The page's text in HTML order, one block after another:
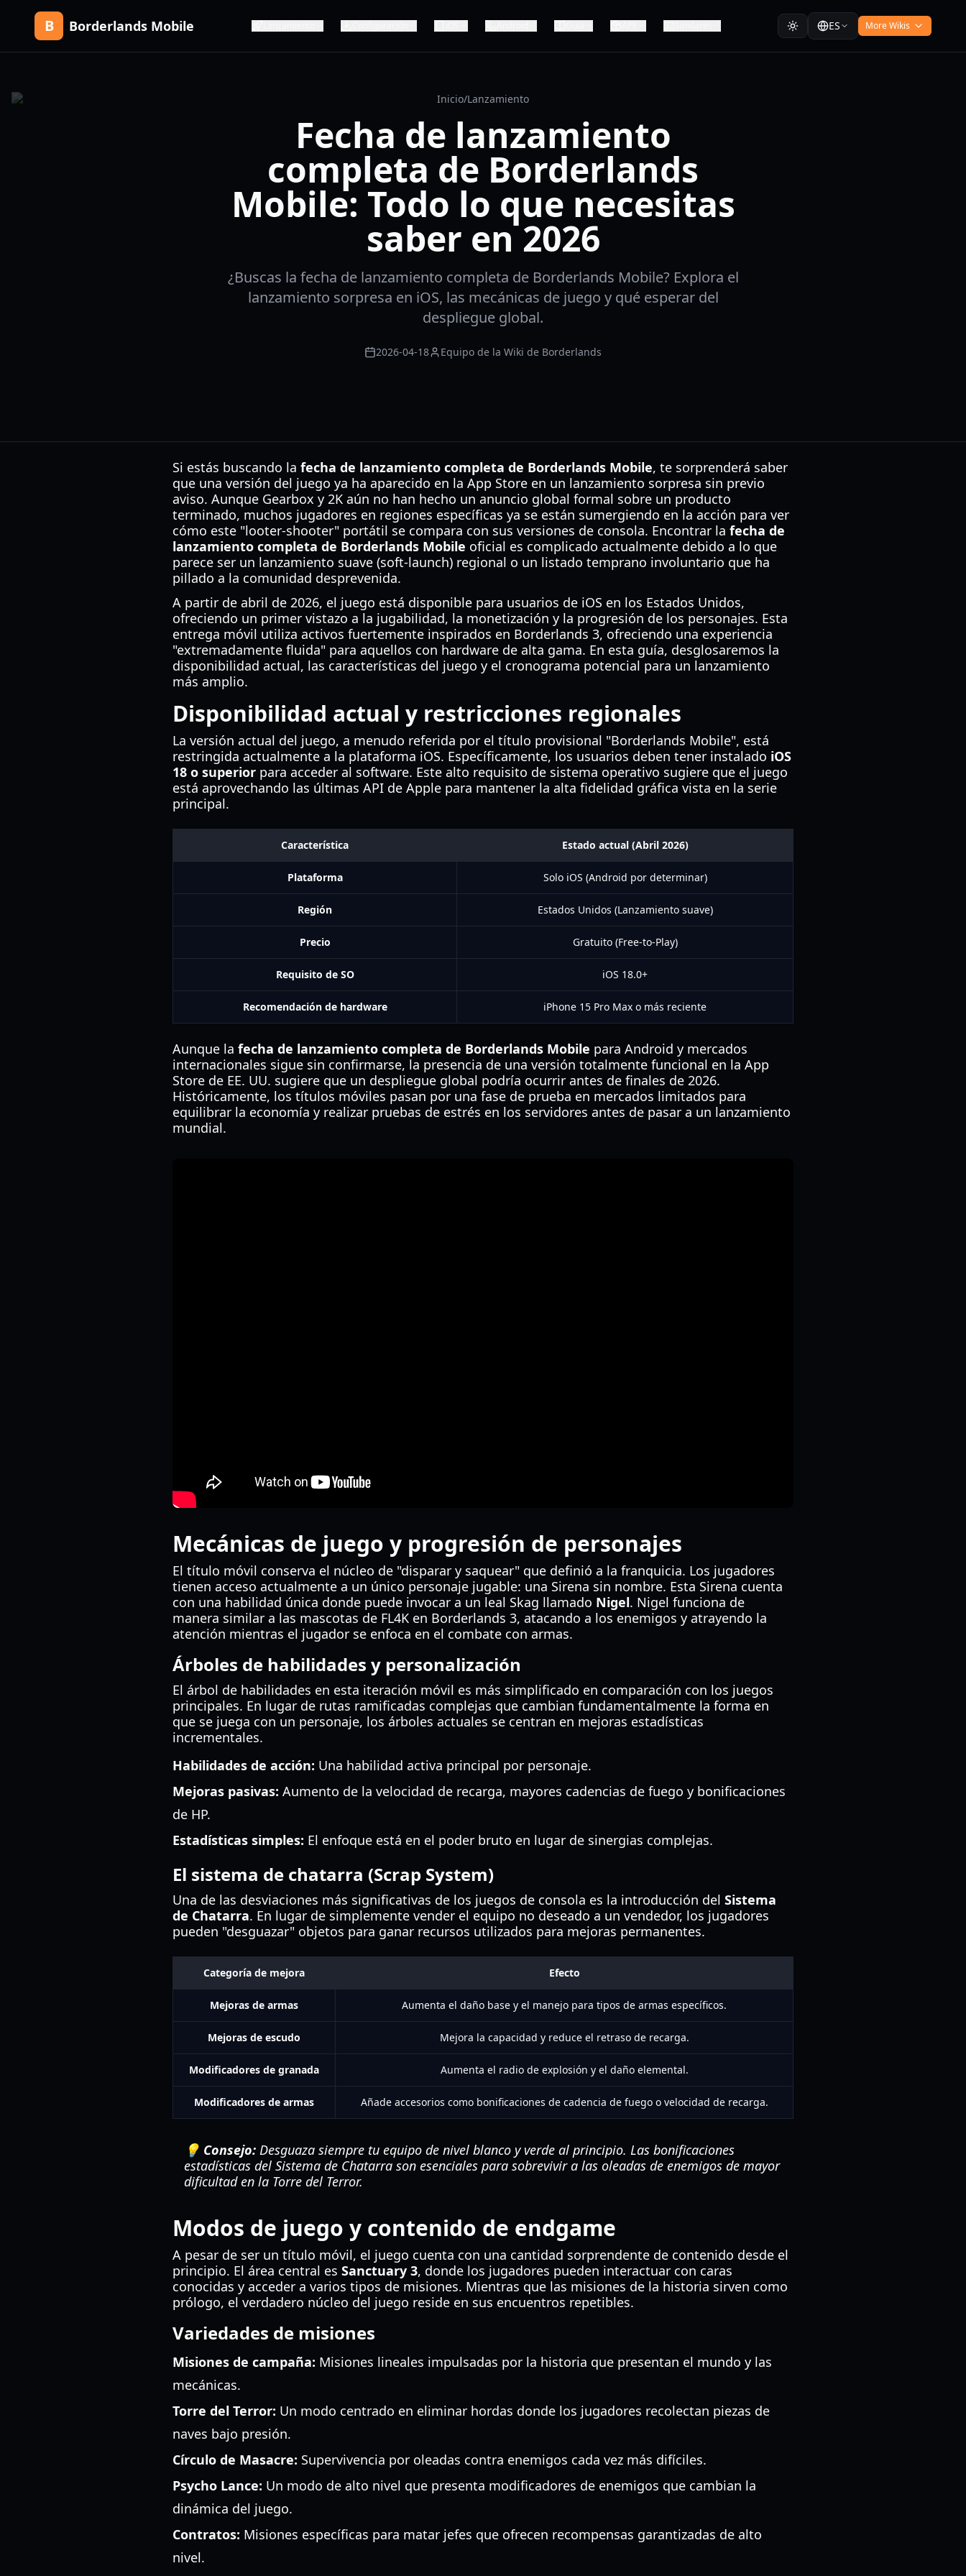
B Borderlands Mobile ES More Wikis
Inicio/Lanzamiento
Fecha de lanzamiento
completa de Borderlands
Mobile: Todo lo que necesitas
saber en 2026
¿Buscas la fecha de lanzamiento completa de Borderlands Mobile? Explora el
lanzamiento sorpresa en iOS, las mecánicas de juego y qué esperar del
despliegue global.
2026-04-18 Equipo de la Wiki de Borderlands
Si estás buscando la fecha de lanzamiento completa de Borderlands Mobile, te sorprenderá saber
que una versión del juego ya ha aparecido en la App Store en un lanzamiento sorpresa sin previo
aviso. Aunque Gearbox y 2K aún no han hecho un anuncio global formal sobre un producto
terminado, muchos jugadores en regiones específicas ya se están sumergiendo en la acción para ver
cómo este "looter-shooter" portátil se compara con sus versiones de consola. Encontrar la fecha de
lanzamiento completa de Borderlands Mobile oficial es complicado actualmente debido a lo que
parece ser un lanzamiento suave (soft-launch) regional o un listado temprano involuntario que ha
pillado a la comunidad desprevenida.
A partir de abril de 2026, el juego está disponible para usuarios de iOS en los Estados Unidos,
ofreciendo un primer vistazo a la jugabilidad, la monetización y la progresión de los personajes. Esta
entrega móvil utiliza activos fuertemente inspirados en Borderlands 3, ofreciendo una experiencia
"extremadamente fluida" para aquellos con hardware de alta gama. En esta guía, desglosaremos la
disponibilidad actual, las características del juego y el cronograma potencial para un lanzamiento
más amplio.
Disponibilidad actual y restricciones regionales
La versión actual del juego, a menudo referida por el título provisional "Borderlands Mobile", está
restringida actualmente a la plataforma iOS. Específicamente, los usuarios deben tener instalado iOS
18 o superior para acceder al software. Este alto requisito de sistema operativo sugiere que el juego
está aprovechando las últimas API de Apple para mantener la alta fidelidad gráfica vista en la serie
principal.
Característica Estado actual (Abril 2026)
Plataforma Solo iOS (Android por determinar)
Región Estados Unidos (Lanzamiento suave)
Precio Gratuito (Free-to-Play)
Requisito de SO iOS 18.0+
Recomendación de hardware iPhone 15 Pro Max o más reciente
Aunque la fecha de lanzamiento completa de Borderlands Mobile para Android y mercados
internacionales sigue sin confirmarse, la presencia de una versión totalmente funcional en la App
Store de EE. UU. sugiere que un despliegue global podría ocurrir antes de finales de 2026.
Históricamente, los títulos móviles pasan por una fase de prueba en mercados limitados para
equilibrar la economía y realizar pruebas de estrés en los servidores antes de pasar a un lanzamiento
mundial.
Mecánicas de juego y progresión de personajes
El título móvil conserva el núcleo de "disparar y saquear" que definió a la franquicia. Los jugadores
tienen acceso actualmente a un único personaje jugable: una Sirena sin nombre. Esta Sirena cuenta
con una habilidad única donde puede invocar a un leal Skag llamado Nigel. Nigel funciona de
manera similar a las mascotas de FL4K en Borderlands 3, atacando a los enemigos y atrayendo la
atención mientras el jugador se enfoca en el combate con armas.
Árboles de habilidades y personalización
El árbol de habilidades en esta iteración móvil es más simplificado en comparación con los juegos
principales. En lugar de rutas ramificadas complejas que cambian fundamentalmente la forma en
que se juega con un personaje, los árboles actuales se centran en mejoras estadísticas
incrementales.
Habilidades de acción: Una habilidad activa principal por personaje.
Mejoras pasivas: Aumento de la velocidad de recarga, mayores cadencias de fuego y bonificaciones
de HP.
Estadísticas simples: El enfoque está en el poder bruto en lugar de sinergias complejas.
El sistema de chatarra (Scrap System)
Una de las desviaciones más significativas de los juegos de consola es la introducción del Sistema
de Chatarra. En lugar de simplemente vender el equipo no deseado a un vendedor, los jugadores
pueden "desguazar" objetos para ganar recursos utilizados para mejoras permanentes.
Categoría de mejora Efecto
Mejoras de armas Aumenta el daño base y el manejo para tipos de armas específicos.
Mejoras de escudo Mejora la capacidad y reduce el retraso de recarga.
Modificadores de granada Aumenta el radio de explosión y el daño elemental.
Modificadores de armas Añade accesorios como bonificaciones de cadencia de fuego o velocidad de recarga.
💡 Consejo: Desguaza siempre tu equipo de nivel blanco y verde al principio. Las bonificaciones
estadísticas del Sistema de Chatarra son esenciales para sobrevivir a las oleadas de enemigos de mayor
dificultad en la Torre del Terror.
Modos de juego y contenido de endgame
A pesar de ser un título móvil, el juego cuenta con una cantidad sorprendente de contenido desde el
principio. El área central es Sanctuary 3, donde los jugadores pueden interactuar con caras
conocidas y acceder a varios tipos de misiones. Mientras que las misiones de la historia sirven como
prólogo, el verdadero núcleo del juego reside en sus encuentros repetibles.
Variedades de misiones
Misiones de campaña: Misiones lineales impulsadas por la historia que presentan el mundo y las
mecánicas.
Torre del Terror: Un modo centrado en eliminar hordas donde los jugadores recolectan piezas de
naves bajo presión.
Círculo de Masacre: Supervivencia por oleadas contra enemigos cada vez más difíciles.
Psycho Lance: Un modo de alto nivel que presenta modificadores de enemigos que cambian la
dinámica del juego.
Contratos: Misiones específicas para matar jefes que ofrecen recompensas garantizadas de alto
nivel.